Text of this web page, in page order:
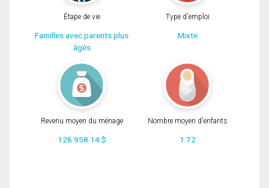
Étape de vie
Familles avec parents plus
âgés
Type d'emploi
Mixte
Revenu moyen du ménage
126 958.14 $
Nombre moyen d'enfants
1.72